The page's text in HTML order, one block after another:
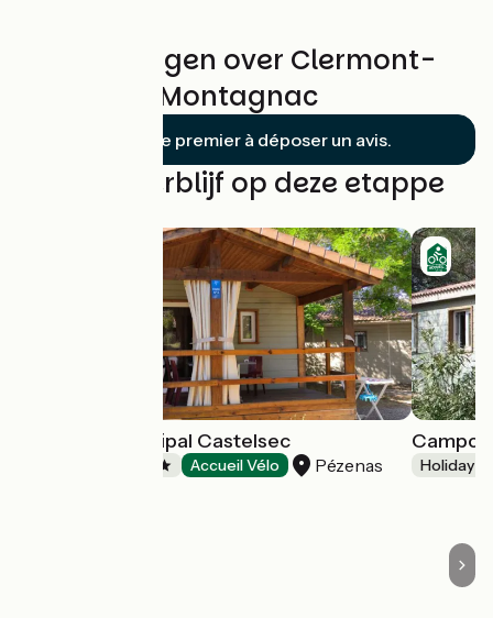
Beoordelingen over Clermont-
l'Hérault / Montagnac
Soyez le premier à déposer un avis.
Vind uw verblijf op deze etappe
Camping municipal Castelsec
Accueil Vélo Pézenas Holiday